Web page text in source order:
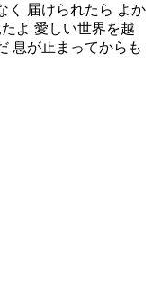
く 届けられたら よか
よ 愛しい世界を越
息が止まってからも